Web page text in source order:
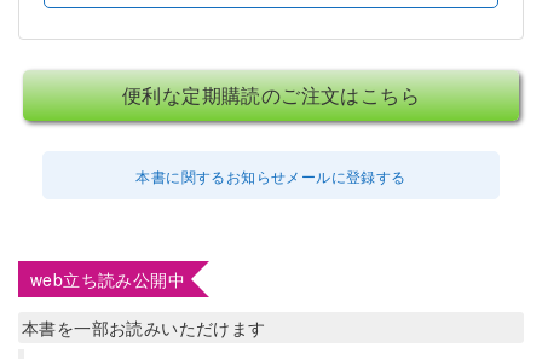
便利な定期購読のご注文はこちら
本書に関するお知らせメールに登録する
web立ち読み公開中
本書を一部お読みいただけます